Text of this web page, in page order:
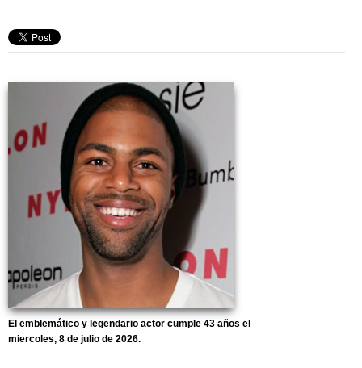
El emblemático y legendario actor cumple 43 años el
miercoles, 8 de julio de 2026.